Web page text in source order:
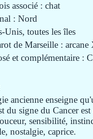
associé : chat
: Nord
Unis, toutes les îles
de Marseille :
et complémentaire :
ancienne enseigne
du signe du Cancer
sensibilité,
nostalgie, caprice.